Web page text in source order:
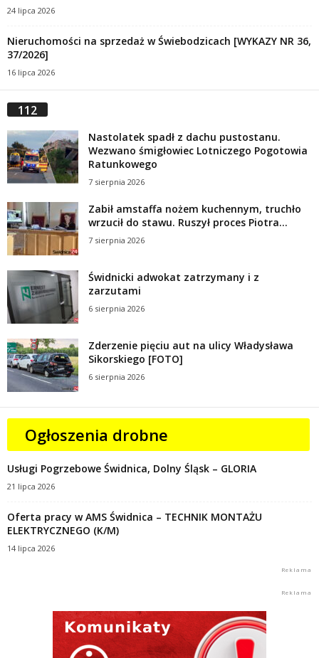
24 lipca 2026
Nieruchomości na sprzedaż w Świebodzicach [WYKAZY NR 36,
37/2026]
16 lipca 2026
112
Nastolatek spadł z dachu pustostanu.
Wezwano śmigłowiec Lotniczego Pogotowia
Ratunkowego
7 sierpnia 2026
Zabił amstaffa nożem kuchennym, truchło
wrzucił do stawu. Ruszył proces Piotra...
7 sierpnia 2026
Świdnicki adwokat zatrzymany i z
zarzutami
6 sierpnia 2026
Zderzenie pięciu aut na ulicy Władysława
Sikorskiego [FOTO]
6 sierpnia 2026
Ogłoszenia drobne
Usługi Pogrzebowe Świdnica, Dolny Śląsk – GLORIA
21 lipca 2026
Oferta pracy w AMS Świdnica – TECHNIK MONTAŻU
ELEKTRYCZNEGO (K/M)
14 lipca 2026